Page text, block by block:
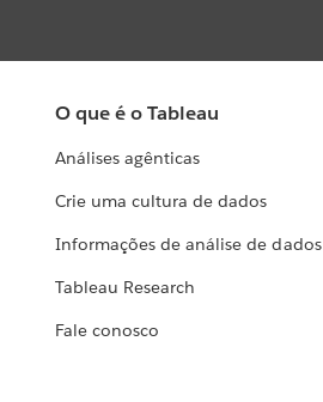
O que é o Tableau
Análises agênticas
Crie uma cultura de dados
Informações de análise de dados
Tableau Research
Fale conosco